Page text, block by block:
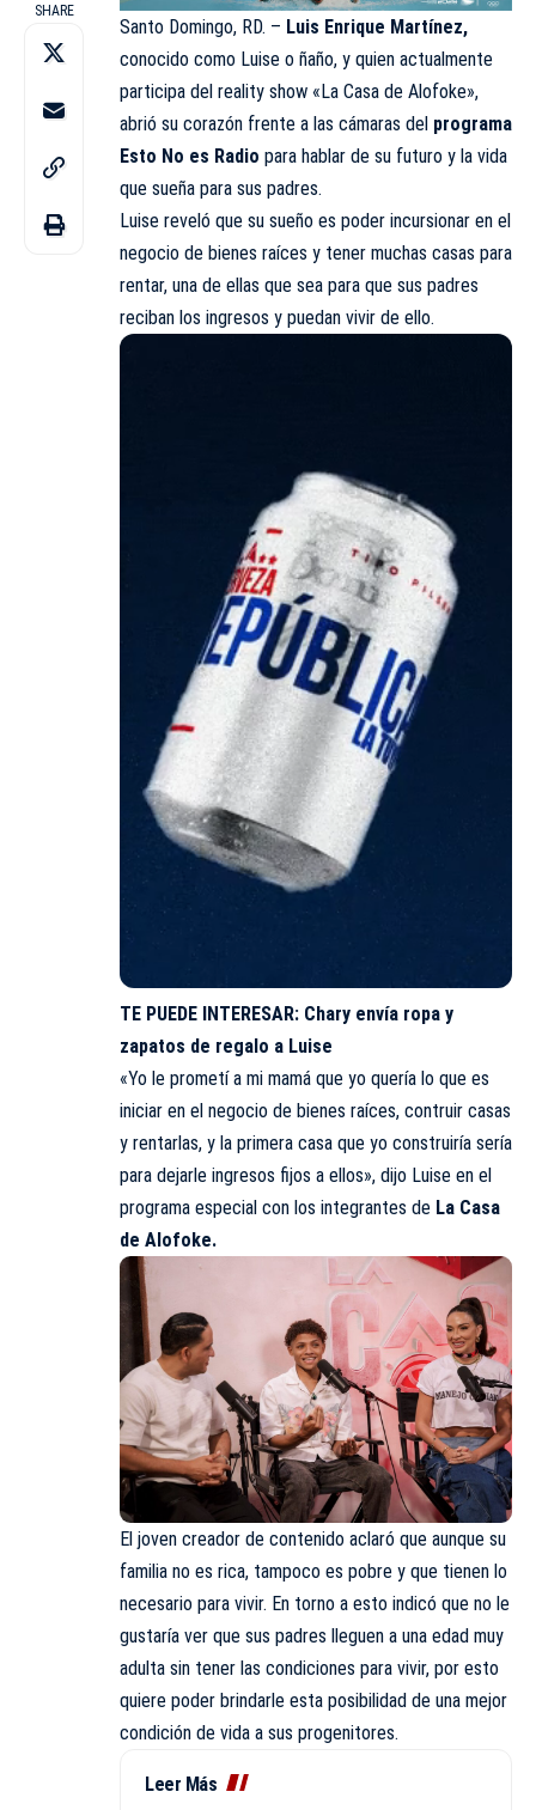
SHARE
Santo Domingo, RD. – Luis Enrique Martínez,
conocido como Luise o ñaño, y quien actualmente
participa del reality show «La Casa de Alofoke»,
abrió su corazón frente a las cámaras del programa
Esto No es Radio para hablar de su futuro y la vida
que sueña para sus padres.
Luise reveló que su sueño es poder incursionar en el
negocio de bienes raíces y tener muchas casas para
rentar, una de ellas que sea para que sus padres
reciban los ingresos y puedan vivir de ello.
TE PUEDE INTERESAR: Chary envía ropa y
zapatos de regalo a Luise
«Yo le prometí a mi mamá que yo quería lo que es
iniciar en el negocio de bienes raíces, contruir casas
y rentarlas, y la primera casa que yo construiría sería
para dejarle ingresos fijos a ellos», dijo Luise en el
programa especial con los integrantes de La Casa
de Alofoke.
El joven creador de contenido aclaró que aunque su
familia no es rica, tampoco es pobre y que tienen lo
necesario para vivir. En torno a esto indicó que no le
gustaría ver que sus padres lleguen a una edad muy
adulta sin tener las condiciones para vivir, por esto
quiere poder brindarle esta posibilidad de una mejor
condición de vida a sus progenitores.
Leer Más